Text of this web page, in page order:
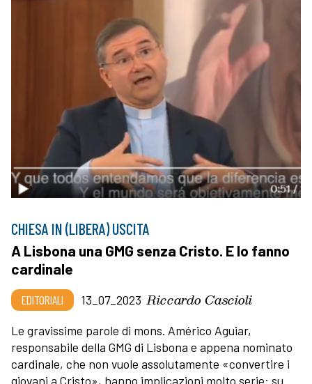
CHIESA IN (LIBERA) USCITA
A Lisbona una GMG senza Cristo. E lo fanno
cardinale
EDITORIALI 13_07_2023 Riccardo Cascioli
Le gravissime parole di mons. Américo Aguiar,
responsabile della GMG di Lisbona e appena nominato
cardinale, che non vuole assolutamente «convertire i
giovani a Cristo», hanno implicazioni molto serie: su